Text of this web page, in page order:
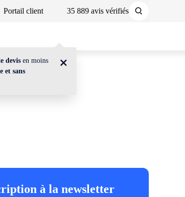
Portail client 35 889 avis vérifiés
devis en moins
et sans
à la newsletter